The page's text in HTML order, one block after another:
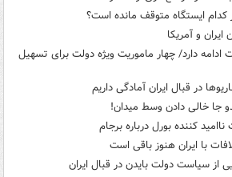
کدام ایستگاه متوقف مانده است؟
و آمریکا
ادامه دارد/ چهار ماموریت ویژه دولت برای تسهیل
در قبال ایران آمادگی داریم
جا خالی دادن وسط میدان!
کننده بورل درباره برجام
با ایران هنوز باقی است
از سیاست دولت بایدن در قبال ایران